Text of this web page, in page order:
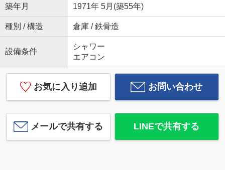
築年月 1971年 5月(築55年)
種別 / 構造 倉庫 / 鉄骨造
設備条件
シャワー
エアコン
お気に入り追加 お問い合わせ
メールで共有する LINEで共有する